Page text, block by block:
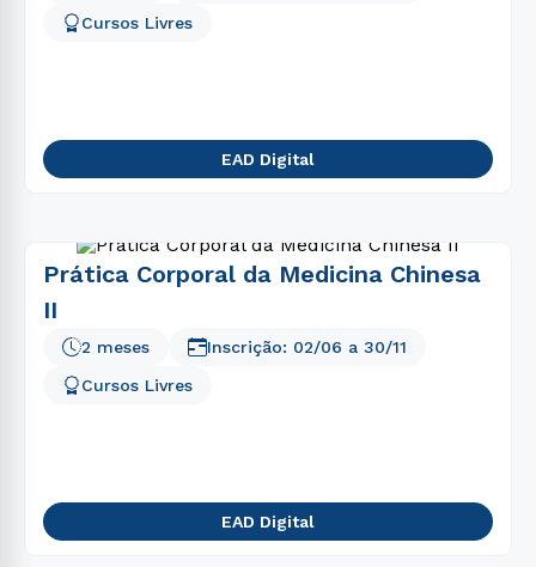
Cursos Livres
EAD Digital
Prática Corporal da Medicina Chinesa
II
2 meses
Cursos Livres
Inscrição: 02/06 a 30/11
EAD Digital